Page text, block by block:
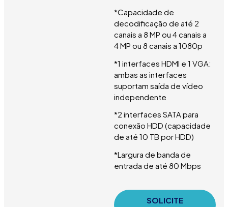
*Capacidade de
decodificação de até 2
canais a 8 MP ou 4 canais a
4 MP ou 8 canais a 1080p
*1 interfaces HDMI e 1 VGA:
ambas as interfaces
suportam saída de vídeo
independente
*2 interfaces SATA para
conexão HDD (capacidade
de até 10 TB por HDD)
*Largura de banda de
entrada de até 80 Mbps
SOLICITE